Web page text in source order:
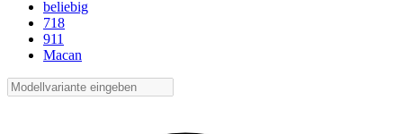
beliebig
718
911
Macan